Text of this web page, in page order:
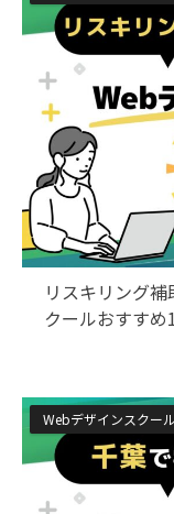
リスキリング
クールおすすめ
Webデザインスクール